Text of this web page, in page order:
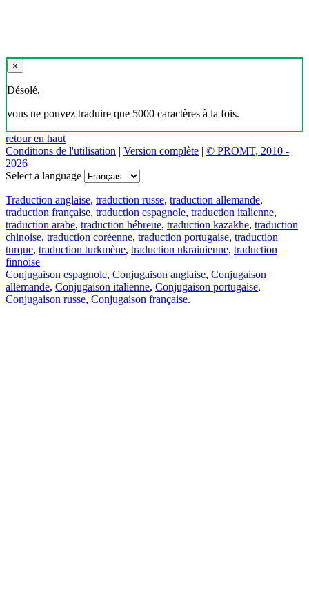
×
Désolé,
vous ne pouvez traduire que 5000 caractères à la fois.
retour en haut
Conditions de l'utilisation | Version complète | © PROMT, 2010 -
2026
Select a language
Traduction anglaise, traduction russe, traduction allemande,
traduction française, traduction espagnole, traduction italienne,
traduction arabe, traduction hébreue, traduction kazakhe, traduction
chinoise, traduction coréenne, traduction portugaise, traduction
turque, traduction turkmène, traduction ukrainienne, traduction
finnoise
Conjugaison espagnole, Conjugaison anglaise, Conjugaison
allemande, Conjugaison italienne, Conjugaison portugaise,
Conjugaison russe, Conjugaison française.